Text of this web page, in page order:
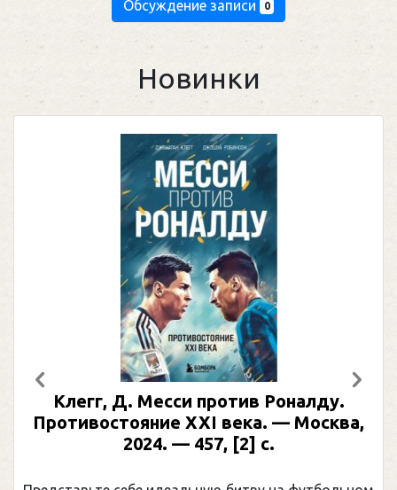
Обсуждение записи 0
Новинки
Клегг, Д. Месси против Роналду.
Противостояние XXI века. — Москва,
2024. — 457, [2] с.
Предыдущий